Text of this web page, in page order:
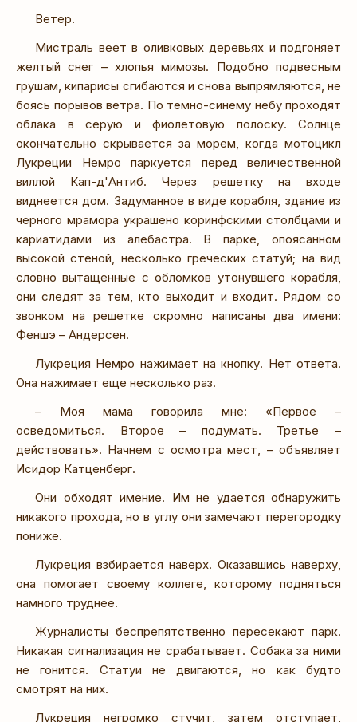
Ветер.
Мистраль веет в оливковых деревьях и подгоняет
желтый снег – хлопья мимозы. Подобно подвесным
грушам, кипарисы сгибаются и снова выпрямляются, не
боясь порывов ветра. По темно-синему небу проходят
облака в серую и фиолетовую полоску. Солнце
окончательно скрывается за морем, когда мотоцикл
Лукреции Немро паркуется перед величественной
виллой Кап-д'Антиб. Через решетку на входе
виднеется дом. Задуманное в виде корабля, здание из
черного мрамора украшено коринфскими столбцами и
кариатидами из алебастра. В парке, опоясанном
высокой стеной, несколько греческих статуй; на вид
словно вытащенные с обломков утонувшего корабля,
они следят за тем, кто выходит и входит. Рядом со
звонком на решетке скромно написаны два имени:
Феншэ – Андерсен.
Лукреция Немро нажимает на кнопку. Нет ответа.
Она нажимает еще несколько раз.
– Моя мама говорила мне: «Первое –
осведомиться. Второе – подумать. Третье –
действовать». Начнем с осмотра мест, – объявляет
Исидор Катценберг.
Они обходят имение. Им не удается обнаружить
никакого прохода, но в углу они замечают перегородку
пониже.
Лукреция взбирается наверх. Оказавшись наверху,
она помогает своему коллеге, которому подняться
намного труднее.
Журналисты беспрепятственно пересекают парк.
Никакая сигнализация не срабатывает. Собака за ними
не гонится. Статуи не двигаются, но как будто
смотрят на них.
Лукреция негромко стучит, затем отступает,